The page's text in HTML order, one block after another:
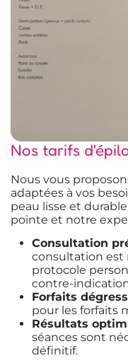
Nos tarifs
Nous vous
adaptées à vos
peau lisse et
pointe et notre
Consultation
consultation est
protocole
contre-
Forfaits
pour les forfaits
Résultats
séances sont
définitif.